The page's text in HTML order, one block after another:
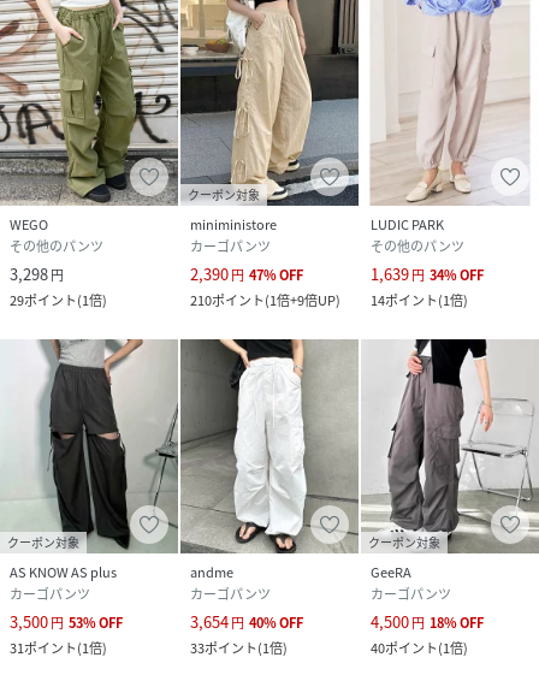
WEGO
その他のパンツ
3,298円
29ポイント(1倍)
クーポン対象
miniministore
カーゴパンツ
2,390円 47%OFF
210ポイント(1倍+9倍UP)
LUDIC PARK
その他のパンツ
1,639円 34%OFF
14ポイント(1倍)
クーポン対象
AS KNOW AS plus
カーゴパンツ
3,500円 53%OFF
31ポイント(1倍)
andme
カーゴパンツ
3,654円 40%OFF
33ポイント(1倍)
クーポン対象
GeeRA
カーゴパンツ
4,500円 18%OFF
40ポイント(1倍)